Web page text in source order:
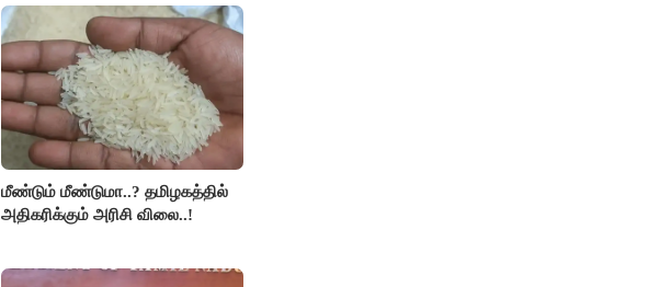
மீண்டும் மீண்டுமா..? தமிழகத்தில்
அதிகரிக்கும் அரிசி விலை..!